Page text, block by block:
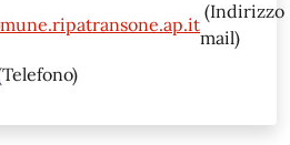
(Indirizzo
mail)